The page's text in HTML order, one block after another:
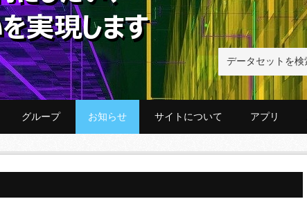
グループ お知らせ サイトについて アプリ